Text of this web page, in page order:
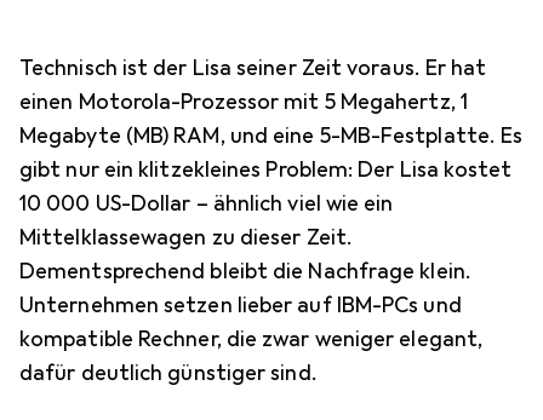
Technisch ist der Lisa seiner Zeit voraus. Er hat
einen Motorola-Prozessor mit 5 Megahertz, 1
Megabyte (MB) RAM, und eine 5-MB-Festplatte. Es
gibt nur ein klitzekleines Problem: Der Lisa kostet
10 000 US-Dollar – ähnlich viel wie ein
Mittelklassewagen zu dieser Zeit.
Dementsprechend bleibt die Nachfrage klein.
Unternehmen setzen lieber auf IBM-PCs und
kompatible Rechner, die zwar weniger elegant,
dafür deutlich günstiger sind.